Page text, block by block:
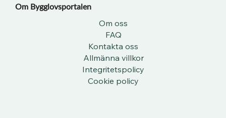
Om Bygglovsportalen​
Om oss
FAQ
Kontakta oss
Allmänna villkor
Integritetspolicy
Cookie policy